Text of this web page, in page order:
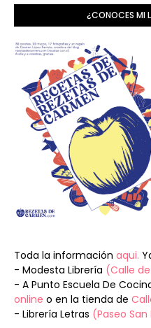
¿CONOCES MI
Toda la información aqui.
- Modesta Librería (Calle
- A Punto Escuela De
online o en la tienda de
- Librería Letras (Paseo San